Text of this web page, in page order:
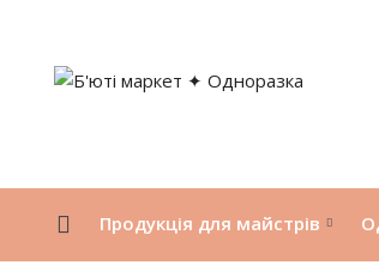
Продукція для майстрів